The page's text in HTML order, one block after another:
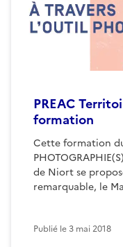
PREAC
formation
Cette formation du
de Niort se
remarquable, le
Publié le3 mai 2018